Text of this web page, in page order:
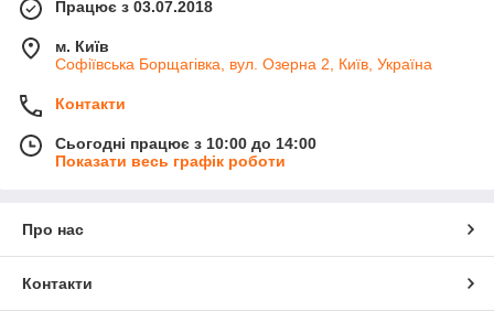
Працює з 03.07.2018
м. Київ
Софіївська Борщагівка, вул. Озерна 2, Київ, Україна
Контакти
Сьогодні працює з 10:00 до 14:00
Показати весь графік роботи
Про нас
Контакти